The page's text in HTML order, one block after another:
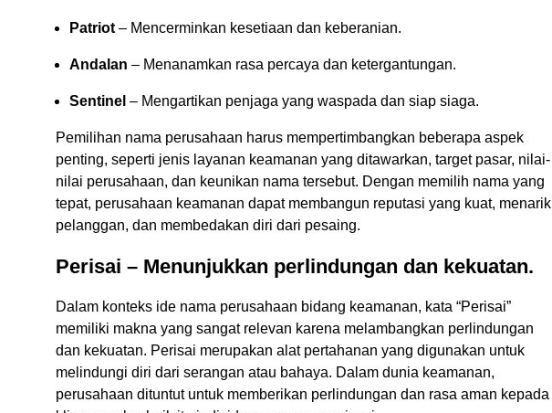
Patriot – Mencerminkan kesetiaan dan keberanian.
Andalan – Menanamkan rasa percaya dan ketergantungan.
Sentinel – Mengartikan penjaga yang waspada dan siap siaga.
Pemilihan nama perusahaan harus mempertimbangkan beberapa aspek
penting, seperti jenis layanan keamanan yang ditawarkan, target pasar, nilai-
nilai perusahaan, dan keunikan nama tersebut. Dengan memilih nama yang
tepat, perusahaan keamanan dapat membangun reputasi yang kuat, menarik
pelanggan, dan membedakan diri dari pesaing.
Perisai – Menunjukkan perlindungan dan kekuatan.
Dalam konteks ide nama perusahaan bidang keamanan, kata “Perisai”
memiliki makna yang sangat relevan karena melambangkan perlindungan
dan kekuatan. Perisai merupakan alat pertahanan yang digunakan untuk
melindungi diri dari serangan atau bahaya. Dalam dunia keamanan,
perusahaan dituntut untuk memberikan perlindungan dan rasa aman kepada